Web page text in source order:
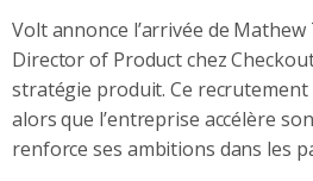
Volt annonce l’arrivée de
Director of Product chez
stratégie produit. Ce
alors que l’entreprise accélère
renforce ses ambitions dans les